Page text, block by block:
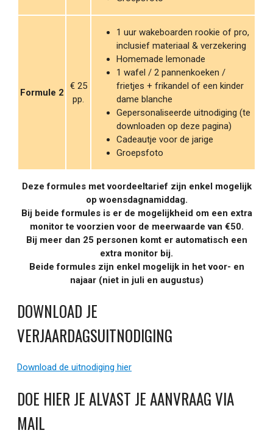
Formule 2
€ 25
pp.
1 uur wakeboarden rookie of pro,
inclusief materiaal & verzekering
Homemade lemonade
1 wafel / 2 pannenkoeken /
frietjes + frikandel of een kinder
dame blanche
Gepersonaliseerde uitnodiging (te
downloaden op deze pagina)
Cadeautje voor de jarige
Groepsfoto
Deze formules met voordeeltarief zijn enkel mogelijk
op woensdagnamiddag.
Bij beide formules is er de mogelijkheid om een extra
monitor te voorzien voor de meerwaarde van €50.
Bij meer dan 25 personen komt er automatisch een
extra monitor bij.
Beide formules zijn enkel mogelijk in het voor- en
najaar (niet in juli en augustus)
DOWNLOAD JE
VERJAARDAGSUITNODIGING
Download de uitnodiging hier
DOE HIER JE ALVAST JE AANVRAAG VIA
MAIL